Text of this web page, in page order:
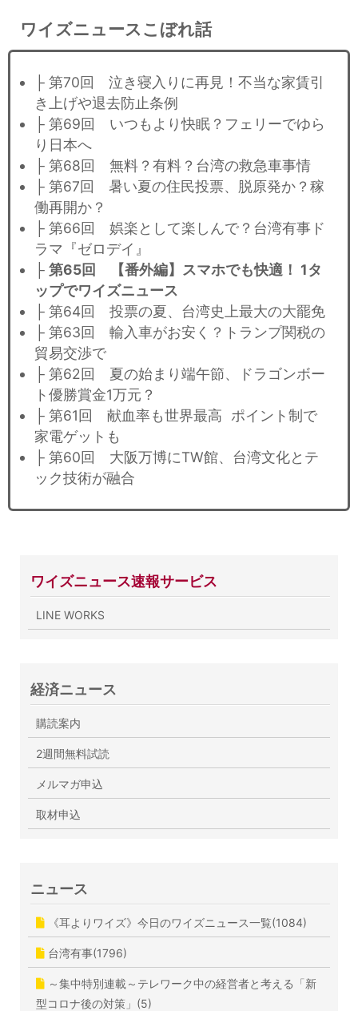
ワイズニュースこぼれ話
├ 第70回 泣き寝入りに再見！不当な家賃引
き上げや退去防止条例
├ 第69回 いつもより快眠？フェリーでゆら
り日本へ
├ 第68回 無料？有料？台湾の救急車事情
├ 第67回 暑い夏の住民投票、脱原発か？稼
働再開か？
├ 第66回 娯楽として楽しんで？台湾有事ド
ラマ『ゼロデイ』
├ 第65回 【番外編】スマホでも快適！ 1タ
ップでワイズニュース
├ 第64回 投票の夏、台湾史上最大の大罷免
├ 第63回 輸入車がお安く？トランプ関税の
貿易交渉で
├ 第62回 夏の始まり端午節、ドラゴンボー
ト優勝賞金1万元？
├ 第61回 献血率も世界最高 ポイント制で
家電ゲットも
├ 第60回 大阪万博にTW館、台湾文化とテ
ック技術が融合
ワイズニュース速報サービス
LINE WORKS
経済ニュース
購読案内
2週間無料試読
メルマガ申込
取材申込
ニュース
《耳よりワイズ》今日のワイズニュース一覧(1084)
台湾有事(1796)
～集中特別連載～テレワーク中の経営者と考える「新
型コロナ後の対策」(5)